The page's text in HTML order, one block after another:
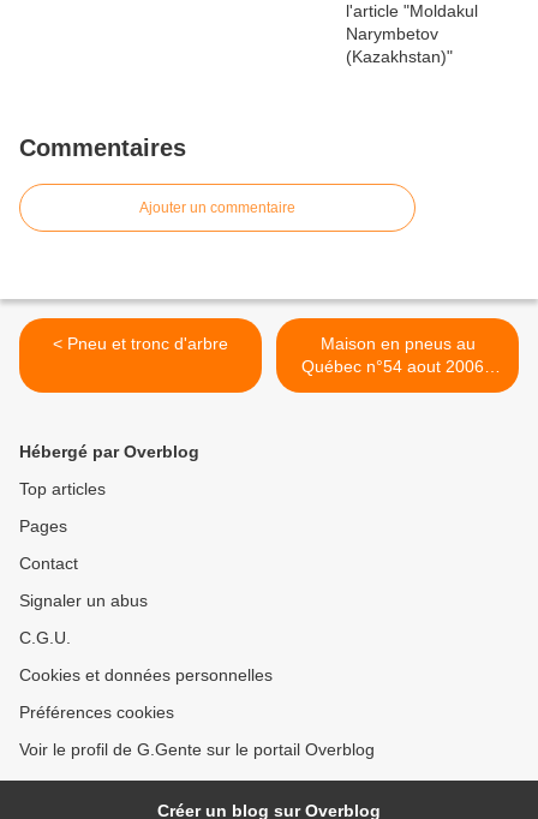
Commentaires
Ajouter un commentaire
< Pneu et tronc d'arbre
Maison en pneus au
Québec n°54 aout 2006 (
cadres fenêtres nord ) >
Hébergé par Overblog
Top articles
Pages
Contact
Signaler un abus
C.G.U.
Cookies et données personnelles
Préférences cookies
Voir le profil de G.Gente sur le portail Overblog
Créer un blog sur Overblog